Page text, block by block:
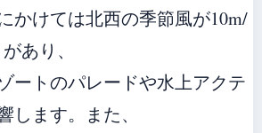
かけては北西の季節風が10m/
あり、
ートのパレードや水上アクテ
します。また、